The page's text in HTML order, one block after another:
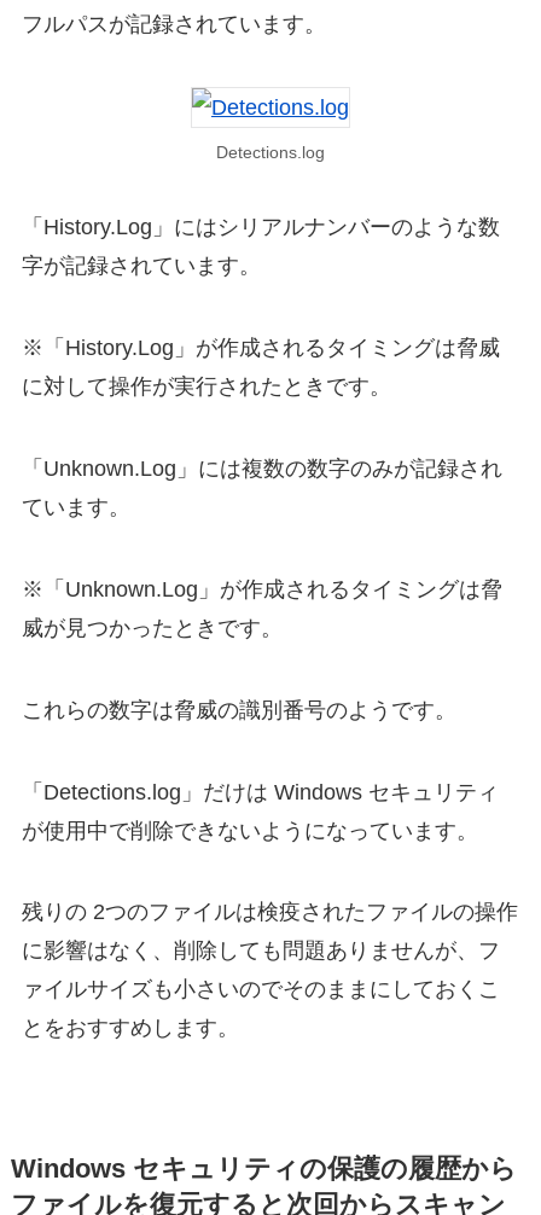
フルパスが記録されています。
Detections.log
「History.Log」にはシリアルナンバーのような数
字が記録されています。
※「History.Log」が作成されるタイミングは脅威
に対して操作が実行されたときです。
「Unknown.Log」には複数の数字のみが記録され
ています。
※「Unknown.Log」が作成されるタイミングは脅
威が見つかったときです。
これらの数字は脅威の識別番号のようです。
「Detections.log」だけは Windows セキュリティ
が使用中で削除できないようになっています。
残りの 2つのファイルは検疫されたファイルの操作
に影響はなく、削除しても問題ありませんが、フ
ァイルサイズも小さいのでそのままにしておくこ
とをおすすめします。
Windows セキュリティの保護の履歴から
ファイルを復元すると次回からスキャン